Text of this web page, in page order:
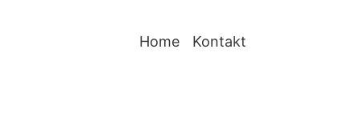
Home Kontakt